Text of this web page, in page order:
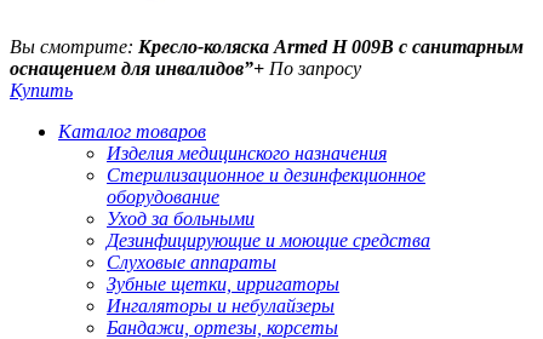
Вы смотрите: Кресло-коляска Armed H 009B с санитарным
оснащением для инвалидов”+ По запросу
Купить
Каталог товаров
Изделия медицинского назначения
Стерилизационное и дезинфекционное
оборудование
Уход за больными
Дезинфицирующие и моющие средства
Слуховые аппараты
Зубные щетки, ирригаторы
Ингаляторы и небулайзеры
Бандажи, ортезы, корсеты